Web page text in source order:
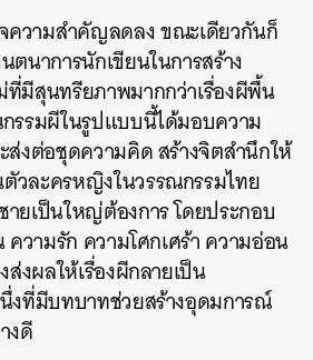
ความสำคัญลดลง ขณะเดียวกันก็
นาการนักเขียนในการสร้าง
มีสุนทรียภาพมากกว่าเรื่องผีพื้น
รรมผีในรูปแบบนี้ได้มอบความ
งต่อชุดความคิด สร้างจิตสำนึกให้
ละครหญิงในวรรณกรรมไทย
ยเป็นใหญ่ต้องการ โดยประกอบ
วามรัก ความโศกเศร้า ความอ่อน
งผลให้เรื่องผีกลายเป็น
งที่มีบทบาทช่วยสร้างอุดมการณ์
งดี
TWEET